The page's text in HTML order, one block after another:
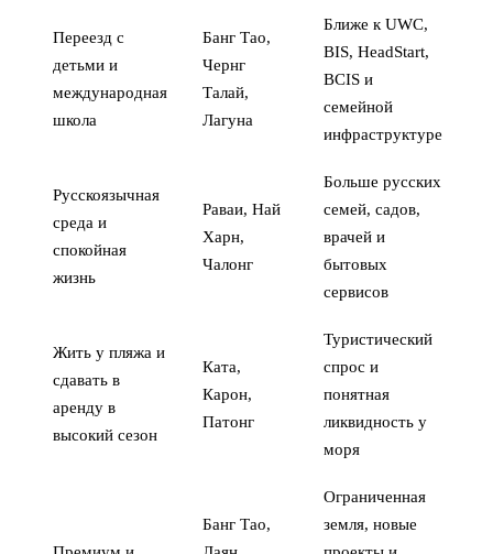
Переезд с
детьми и
международная
школа
Банг Тао,
Чернг
Талай,
Лагуна
Ближе к UWC,
BIS, HeadStart,
BCIS и
семейной
инфраструктуре
Русскоязычная
среда и
спокойная
жизнь
Раваи, Най
Харн,
Чалонг
Больше русских
семей, садов,
врачей и
бытовых
сервисов
Жить у пляжа и
сдавать в
аренду в
высокий сезон
Ката,
Карон,
Патонг
Туристический
спрос и
понятная
ликвидность у
моря
Банг Тао,
Ограниченная
земля, новые